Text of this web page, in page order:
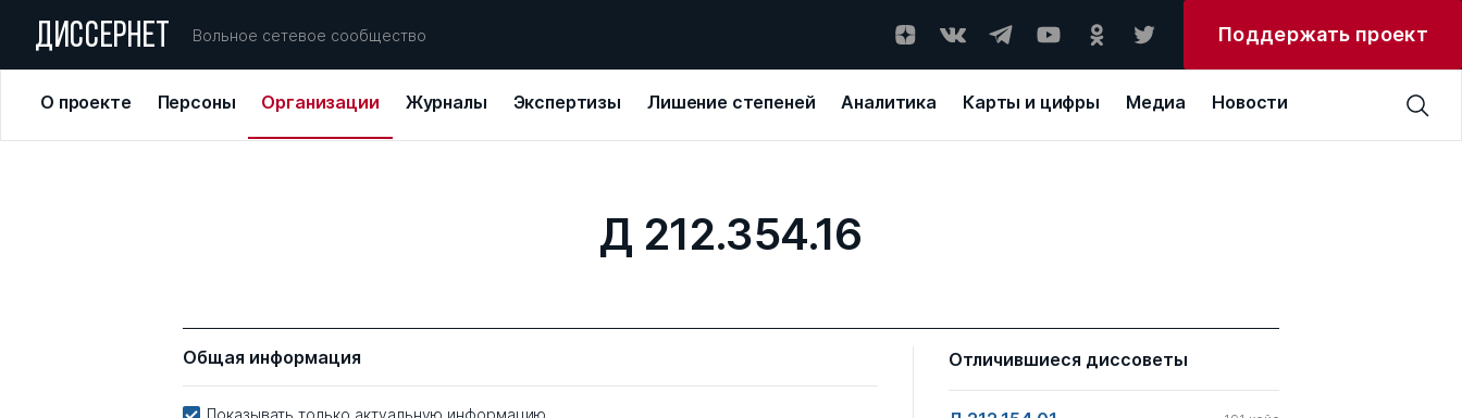
ДИССЕРНЕТ Вольное сетевое сообщество Поддержать проект
О проекте Персоны Организации Журналы Экспертизы Лишение степеней Аналитика Карты и цифры Медиа Новости
Д 212.354.16
Общая информация
Показывать только актуальную информацию
Отличившиеся диссоветы